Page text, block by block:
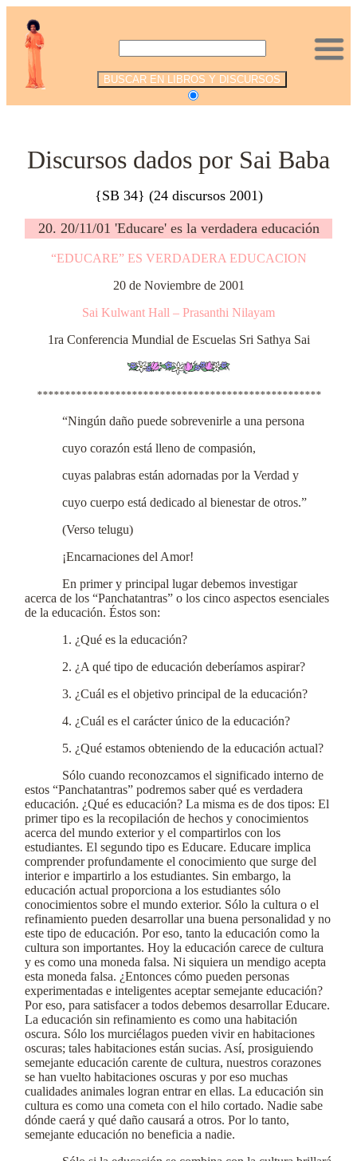
Discursos dados por Sai Baba
{SB 34} (24 discursos 2001)
20. 20/11/01 'Educare' es la verdadera educación
“EDUCARE” ES VERDADERA EDUCACION
20 de Noviembre de 2001
Sai Kulwant Hall – Prasanthi Nilayam
1ra Conferencia Mundial de Escuelas Sri Sathya Sai
***************************************************
“Ningún daño puede sobrevenirle a una persona
cuyo corazón está lleno de compasión,
cuyas palabras están adornadas por la Verdad y
cuyo cuerpo está dedicado al bienestar de otros.”
(Verso telugu)
¡Encarnaciones del Amor!
En primer y principal lugar debemos investigar
acerca de los “Panchatantras” o los cinco aspectos esenciales
de la educación. Éstos son:
1. ¿Qué es la educación?
2. ¿A qué tipo de educación deberíamos aspirar?
3. ¿Cuál es el objetivo principal de la educación?
4. ¿Cuál es el carácter único de la educación?
5. ¿Qué estamos obteniendo de la educación actual?
Sólo cuando reconozcamos el significado interno de
estos “Panchatantras” podremos saber qué es verdadera
educación. ¿Qué es educación? La misma es de dos tipos: El
primer tipo es la recopilación de hechos y conocimientos
acerca del mundo exterior y el compartirlos con los
estudiantes. El segundo tipo es Educare. Educare implica
comprender profundamente el conocimiento que surge del
interior e impartirlo a los estudiantes. Sin embargo, la
educación actual proporciona a los estudiantes sólo
conocimientos sobre el mundo exterior. Sólo la cultura o el
refinamiento pueden desarrollar una buena personalidad y no
este tipo de educación. Por eso, tanto la educación como la
cultura son importantes. Hoy la educación carece de cultura
y es como una moneda falsa. Ni siquiera un mendigo acepta
esta moneda falsa. ¿Entonces cómo pueden personas
experimentadas e inteligentes aceptar semejante educación?
Por eso, para satisfacer a todos debemos desarrollar Educare.
La educación sin refinamiento es como una habitación
oscura. Sólo los murciélagos pueden vivir en habitaciones
oscuras; tales habitaciones están sucias. Así, prosiguiendo
semejante educación carente de cultura, nuestros corazones
se han vuelto habitaciones oscuras y por eso muchas
cualidades animales logran entrar en ellas. La educación sin
cultura es como una cometa con el hilo cortado. Nadie sabe
dónde caerá y qué daño causará a otros. Por lo tanto,
semejante educación no beneficia a nadie.